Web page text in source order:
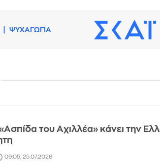
ΨΥΧΑΓΩΓΙΑ
του Αχιλλέα» κάνει την
09:05, 25.07.2026